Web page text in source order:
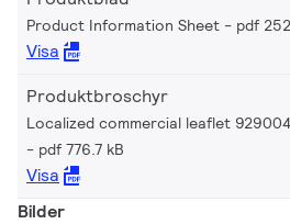
Product Information Sheet pdf
Visa
Produktbroschyr
Localized commercial leaflet
pdf 776.7 kB
Visa
Bilder